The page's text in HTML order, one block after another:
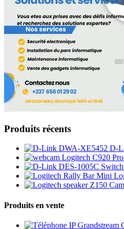
Produits récents
D-
Produits en vente